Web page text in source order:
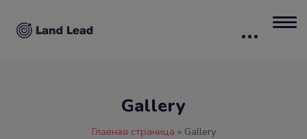
Gallery
Главная страница » Gallery